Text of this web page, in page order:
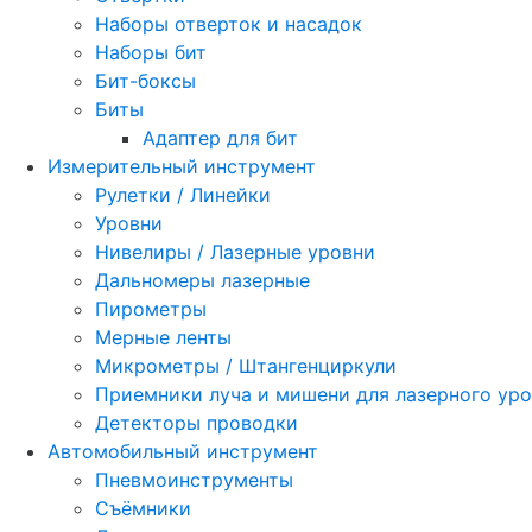
Наборы отверток и насадок
Наборы бит
Бит-боксы
Биты
Адаптер для бит
Измерительный инструмент
Рулетки / Линейки
Уровни
Нивелиры / Лазерные уровни
Дальномеры лазерные
Пирометры
Мерные ленты
Микрометры / Штангенциркули
Приемники луча и мишени для лазерного
Детекторы проводки
Автомобильный инструмент
Пневмоинструменты
Съёмники